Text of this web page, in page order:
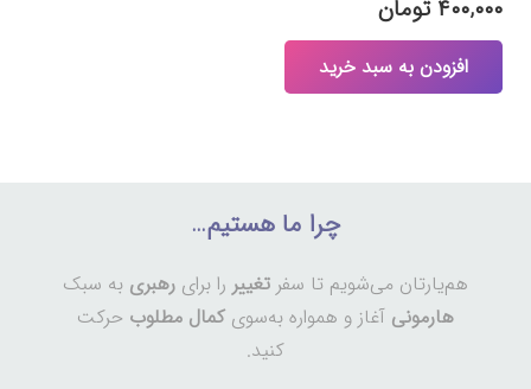
۴۰۰,۰۰۰ تومان
افزودن به سبد خرید
چرا ما هستیم…
هم‌یارتان می‌شویم تا سفر تغییر را برای رهبری به سبک
هارمونی آغاز و همواره به‌سوی کمال مطلوب حرکت
کنید.